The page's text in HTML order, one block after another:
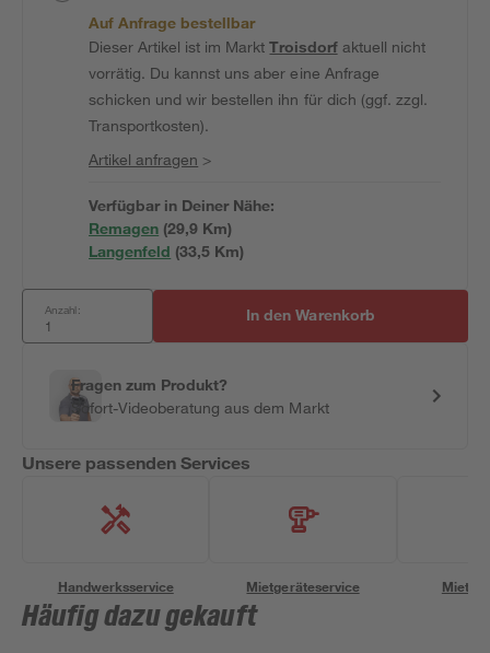
Auf Anfrage bestellbar
Dieser Artikel ist im MarktTroisdorfaktuell nicht
vorrätig. Du kannst uns aber eine Anfrage
schicken und wir bestellen ihn für dich (ggf. zzgl.
Transportkosten).
Artikel anfragen >
Verfügbar in Deiner Nähe:
Remagen (29,9 Km)
Langenfeld (33,5 Km)
Anzahl: In den Warenkorb
Fragen zum Produkt?
Sofort-Videoberatung aus dem Markt
Unsere passenden Services
Handwerksservice Mietgeräteservice
Häufig dazu gekauft